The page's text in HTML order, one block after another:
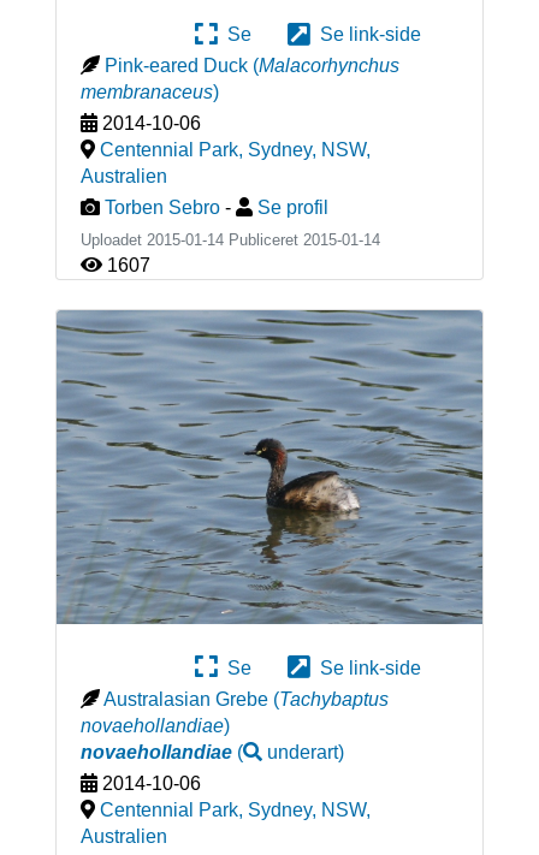
Se
Se link-side
Pink-eared Duck (Malacorhynchus
membranaceus)
2014-10-06
Centennial Park, Sydney, NSW,
Australien
Torben Sebro - Se profil
Uploadet 2015-01-14 Publiceret 2015-01-14
1607
Se
Se link-side
Australasian Grebe (Tachybaptus
novaehollandiae)
novaehollandiae( underart)
2014-10-06
Centennial Park, Sydney, NSW,
Australien